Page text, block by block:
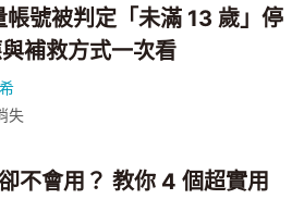
號被判定「未滿 13 歲」停
補救方式一次看
失
不會用？ 教你 4 個超實用